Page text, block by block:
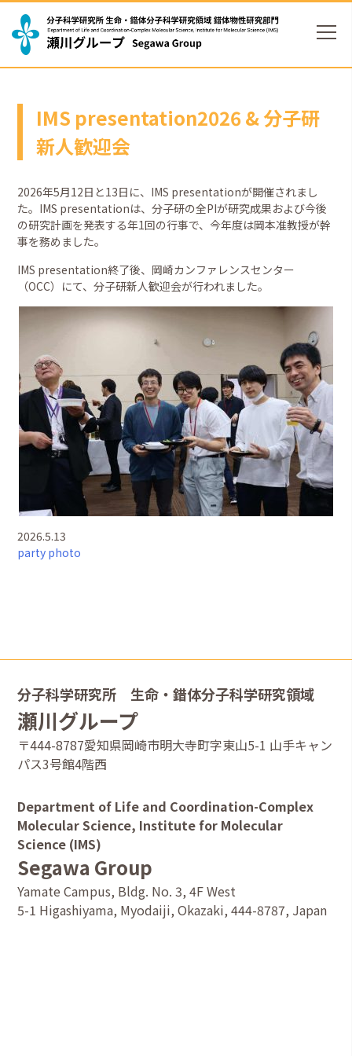
IMS presentation2026 & 分子研
新人歓迎会
2026年5月12日と13日に、IMS presentationが開催されまし
た。IMS presentationは、分子研の全PIが研究成果および今後
の研究計画を発表する年1回の行事で、今年度は岡本准教授が幹
事を務めました。
IMS presentation終了後、岡崎カンファレンスセンター
（OCC）にて、分子研新人歓迎会が行われました。
2026.5.13
party photo
分子科学研究所 生命・錯体分子科学研究領域
瀬川グループ
〒444-8787愛知県岡崎市明大寺町字東山5-1 山手キャン
パス3号館4階西
Department of Life and Coordination-Complex
Molecular Science, Institute for Molecular
Science (IMS)
Segawa Group
Yamate Campus, Bldg. No. 3, 4F West
5-1 Higashiyama, Myodaiji, Okazaki, 444-8787, Japan